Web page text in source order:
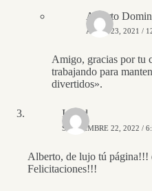
Alberto
ABRIL 23, 2021 /
Amigo, gracias por tu
trabajando para
divertidos».
Ingrid
SEPTIEMBRE 22, 2022 /
Alberto, de lujo tú página!!!
Felicitaciones!!!